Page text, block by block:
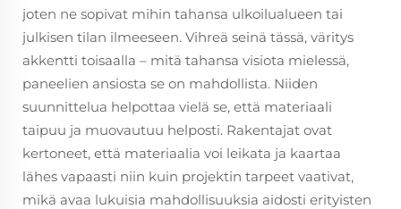
joten ne sopivat mihin tahansa ulkoilualueen tai
julkisen tilan ilmeeseen. Vihreä seinä tässä, väritys
akkentti toisaalla – mitä tahansa visiota mielessä,
paneelien ansiosta se on mahdollista. Niiden
suunnittelua helpottaa vielä se, että materiaali
taipuu ja muovautuu helposti. Rakentajat ovat
kertoneet, että materiaalia voi leikata ja kaartaa
lähes vapaasti niin kuin projektin tarpeet vaativat,
mikä avaa lukuisia mahdollisuuksia aidosti erityisten